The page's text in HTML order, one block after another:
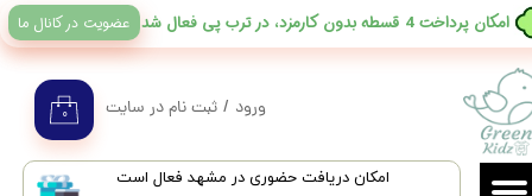
​امکان دریافت حضوری در مشهد فعال است
۰ ورود / ثبت نام در سایت
حساب کاربری من
تغییر گذر واژه
سفارشات
​امکان پرداخت 4 قسطه بدون کارمزد، در ترب پی فعال شد عضویت در کانال ما